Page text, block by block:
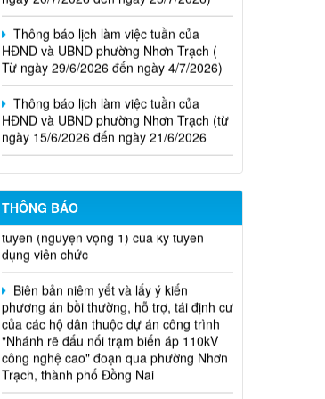
Thông báo lịch làm việc tuần của
HĐND và UBND phường Nhơn Trạch (
Từ ngày 29/6/2026 đến ngày 4/7/2026)
Thông báo lịch làm việc tuần của
HĐND và UBND phường Nhơn Trạch (từ
ngày 15/6/2026 đến ngày 21/6/2026
Thông báo lịch tiếp công dân của Chủ
Trạch năm 2026
THÔNG BÁO
Niêm yết phương án bồi thường, hỗ
trợ, tái định cư
Thông báo về việc hủy kết quả trúng
tuyển (nguyện vọng 1) của kỳ tuyên
dụng viên chức
Biên bản niêm yết và lấy ý kiến
phương án bồi thường, hỗ trợ, tái định cư
của các hộ dân thuộc dự án công trình
"Nhánh rẽ đấu nối trạm biến áp 110kV
công nghệ cao" đoạn qua phường Nhơn
Trạch, thành phố Đồng Nai
Niêm yết phương án bồi thường, hỗ
trợ, trái định cư của các hộ dân có đất bị